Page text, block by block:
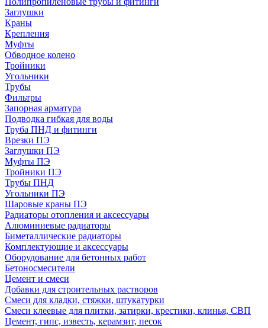
Заглушки
Краны
Крепления
Муфты
Обводное колено
Тройники
Угольники
Трубы
Фильтры
Запорная арматура
Подводка гибкая для воды
Труба ПНД и фитинги
Врезки ПЭ
Заглушки ПЭ
Муфты ПЭ
Тройники ПЭ
Трубы ПНД
Угольники ПЭ
Шаровые краны ПЭ
Радиаторы отопления и аксессуары
Алюминиевые радиаторы
Биметаллические радиаторы
Комплектующие и аксессуары
Оборудование для бетонных работ
Бетоносмесители
Цемент и смеси
Добавки для строительных растворов
Смеси для кладки, стяжки, штукатурки
Смеси клеевые для плитки, затирки, крестики, клинья, СВП
Цемент, гипс, известь, керамзит, песок